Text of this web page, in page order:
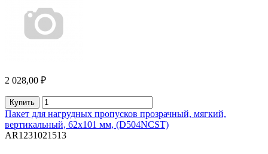
2 028,00 ₽
Купить
Пакет для нагрудных пропусков прозрачный, мягкий,
вертикальный, 62х101 мм, (D504NCST)
AR1231021513